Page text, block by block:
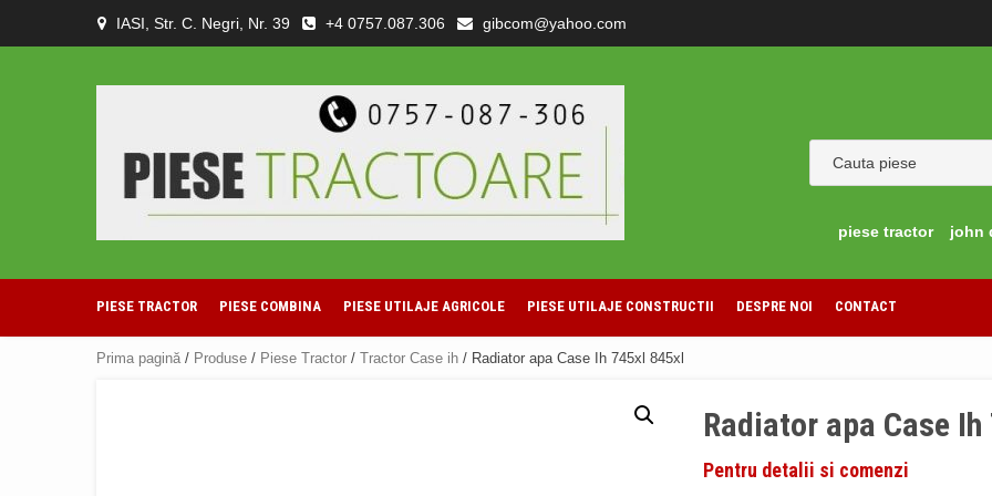
IASI, Str. C. Negri, Nr. 39 +4 0757.087.306 gibcom@yahoo.com
piese tractor
john
PIESE TRACTOR PIESE COMBINA PIESE UTILAJE AGRICOLE PIESE UTILAJE CONSTRUCTII DESPRE NOI CONTACT
Prima pagină / Produse / Piese Tractor / Tractor Case ih / Radiator apa Case Ih 745xl 845xl
Radiator apa Case
Pentru detalii si comenzi